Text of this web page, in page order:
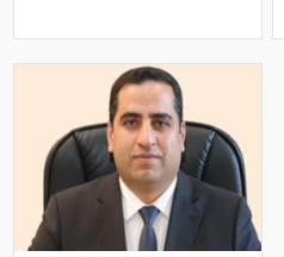
markalı neftin bir barreli is